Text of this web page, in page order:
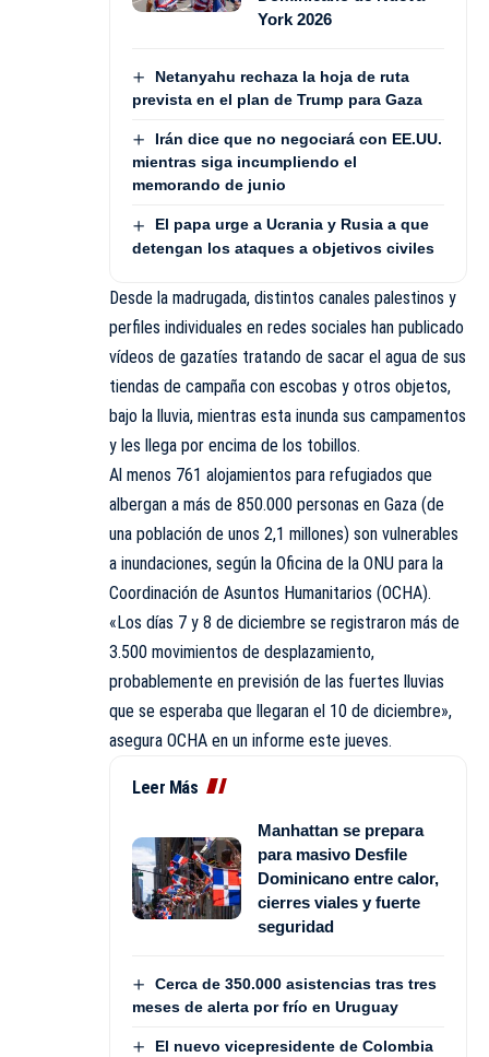
York 2026
Netanyahu rechaza la hoja de ruta
prevista en el plan de Trump para Gaza
Irán dice que no negociará con EE.UU.
mientras siga incumpliendo el
memorando de junio
El papa urge a Ucrania y Rusia a que
detengan los ataques a objetivos civiles
Desde la madrugada, distintos canales palestinos y
perfiles individuales en redes sociales han publicado
vídeos de gazatíes tratando de sacar el agua de sus
tiendas de campaña con escobas y otros objetos,
bajo la lluvia, mientras esta inunda sus campamentos
y les llega por encima de los tobillos.
Al menos 761 alojamientos para refugiados que
albergan a más de 850.000 personas en Gaza (de
una población de unos 2,1 millones) son vulnerables
a inundaciones, según la Oficina de la ONU para la
Coordinación de Asuntos Humanitarios (OCHA).
«Los días 7 y 8 de diciembre se registraron más de
3.500 movimientos de desplazamiento,
probablemente en previsión de las fuertes lluvias
que se esperaba que llegaran el 10 de diciembre»,
asegura OCHA en un informe este jueves.
Leer Más
Manhattan se prepara
para masivo Desfile
Dominicano entre calor,
cierres viales y fuerte
seguridad
Cerca de 350.000 asistencias tras tres
meses de alerta por frío en Uruguay
El nuevo vicepresidente de Colombia